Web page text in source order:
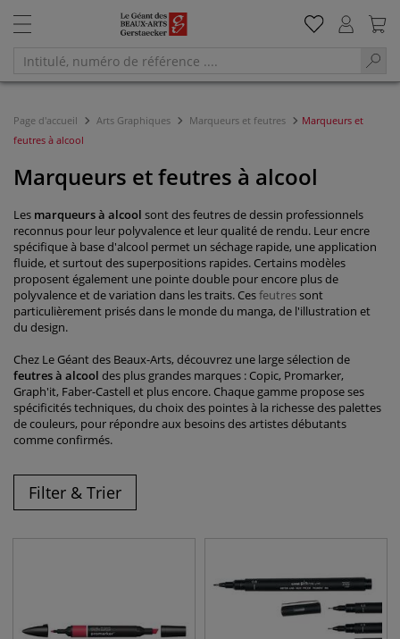
Page d'accueil Arts Graphiques Marqueurs et feutres
Marqueurs et
feutres à alcool
Marqueurs et feutres à alcool
Les marqueurs à alcool sont des feutres de dessin professionnels
reconnus pour leur polyvalence et leur qualité de rendu. Leur encre
spécifique à base d'alcool permet un séchage rapide, une application
fluide, et surtout des superpositions rapides. Certains modèles
proposent également une pointe double pour encore plus de
polyvalence et de variation dans les traits. Cesfeutressont
particulièrement prisés dans le monde du manga, de l'illustration et
du design.
Chez Le Géant des Beaux-Arts, découvrez une large sélection de
feutres à alcool des plus grandes marques : Copic, Promarker,
Graph'it, Faber-Castell et plus encore. Chaque gamme propose ses
spécificités techniques, du choix des pointes à la richesse des palettes
de couleurs, pour répondre aux besoins des artistes débutants
comme confirmés.
Filter & Trier